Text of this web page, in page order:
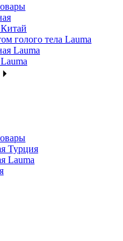
голого тела Lauma
Lauma
Турция
Lauma